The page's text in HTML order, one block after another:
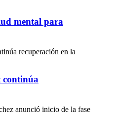
mental para
continúa